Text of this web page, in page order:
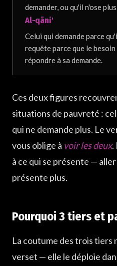
demander, ou qu'il n'ose
Al-qāni'
Celui qui demande parce
requête parce que le
répondre à sa demande.
Ces deux figures
situations de pauvreté :
qui ne demande plus. Le
vous oblige à voir les deux.
à ce qui se présente —
présente plus.
Pourquoi 3 tiers et
La coutume des trois tiers
verset — elle le déploie